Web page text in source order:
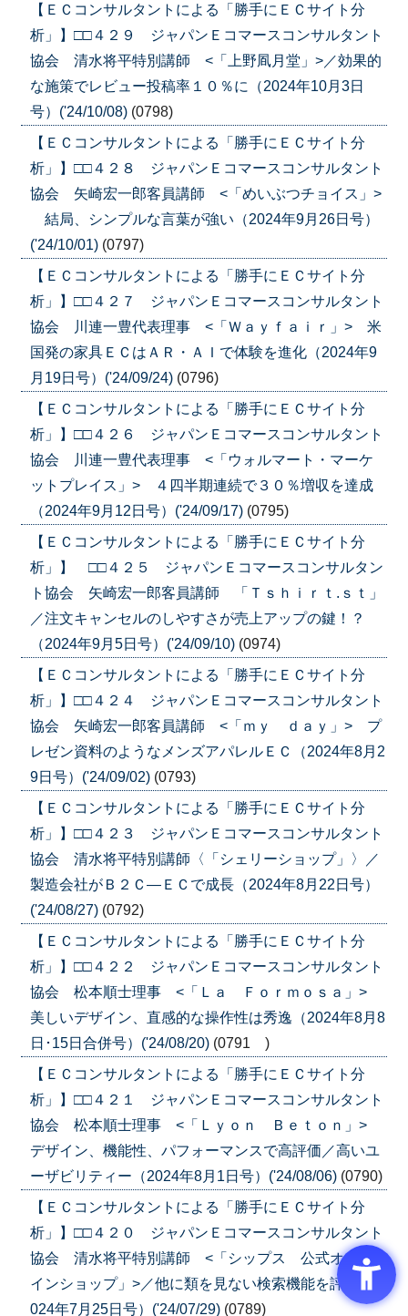
【ＥＣコンサルタントによる「勝手にＥＣサイト分
析」】□□４２９ ジャパンＥコマースコンサルタント
協会 清水将平特別講師 <「上野凮月堂」>／効果的
な施策でレビュー投稿率１０％に（2024年10月3日
号）('24/10/08) (0798)
【ＥＣコンサルタントによる「勝手にＥＣサイト分
析」】□□４２８ ジャパンＥコマースコンサルタント
協会 矢崎宏一郎客員講師 <「めいぶつチョイス」>
結局、シンプルな言葉が強い（2024年9月26日号）
('24/10/01) (0797)
【ＥＣコンサルタントによる「勝手にＥＣサイト分
析」】□□４２７ ジャパンＥコマースコンサルタント
協会 川連一豊代表理事 <「Ｗａｙｆａｉｒ」> 米
国発の家具ＥＣはＡＲ・ＡＩで体験を進化（2024年9
月19日号）('24/09/24) (0796)
【ＥＣコンサルタントによる「勝手にＥＣサイト分
析」】□□４２６ ジャパンＥコマースコンサルタント
協会 川連一豊代表理事 <「ウォルマート・マーケ
ットプレイス」> ４四半期連続で３０％増収を達成
（2024年9月12日号）('24/09/17) (0795)
【ＥＣコンサルタントによる「勝手にＥＣサイト分
析」】 □□４２５ ジャパンＥコマースコンサルタン
ト協会 矢崎宏一郎客員講師 「Ｔｓｈｉｒｔ.ｓｔ」
／注文キャンセルのしやすさが売上アップの鍵！？
（2024年9月5日号）('24/09/10) (0974)
【ＥＣコンサルタントによる「勝手にＥＣサイト分
析」】□□４２４ ジャパンＥコマースコンサルタント
協会 矢崎宏一郎客員講師 <「ｍｙ ｄａｙ」> プ
レゼン資料のようなメンズアパレルＥＣ（2024年8月2
9日号）('24/09/02) (0793)
【ＥＣコンサルタントによる「勝手にＥＣサイト分
析」】□□４２３ ジャパンＥコマースコンサルタント
協会 清水将平特別講師〈「シェリーショップ」〉／
製造会社がＢ２Ｃ―ＥＣで成長（2024年8月22日号）
('24/08/27) (0792)
【ＥＣコンサルタントによる「勝手にＥＣサイト分
析」】□□４２２ ジャパンＥコマースコンサルタント
協会 松本順士理事 <「Ｌａ Ｆｏｒｍｏｓａ」>
美しいデザイン、直感的な操作性は秀逸（2024年8月8
日･15日合併号）('24/08/20) (0791 )
【ＥＣコンサルタントによる「勝手にＥＣサイト分
析」】□□４２１ ジャパンＥコマースコンサルタント
協会 松本順士理事 <「Ｌｙｏｎ Ｂｅｔｏｎ」>
デザイン、機能性、パフォーマンスで高評価／高いユ
ーザビリティー（2024年8月1日号）('24/08/06) (0790)
【ＥＣコンサルタントによる「勝手にＥＣサイト分
析」】□□４２０ ジャパンＥコマースコンサルタント
協会 清水将平特別講師 <「シップス 公式オンラ
インショップ」>／他に類を見ない検索機能を評価（2
024年7月25日号）('24/07/29) (0789)